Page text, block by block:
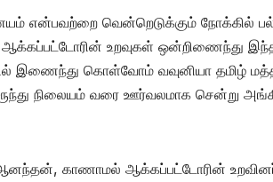
என்பவற்றை வென்றெடுக்கும் நோக்கில்
உறவுகள் ஒன்றிணைந்து
இணைந்து கொள்வோம் வவுனியா தமிழ்
நிலையம் வரை ஊர்வலமாக சென்று
ஆனந்தன், காணாமல் ஆக்கப்பட்டோரின்